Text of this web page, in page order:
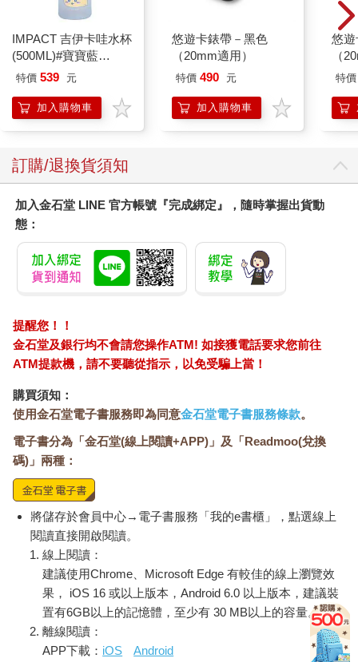
IMPACT 吉伊卡哇水杯
(500ML)#寶寶藍
IMCHB01LB
特價 539 元
加入購物車
悠遊卡錶帶－黑色
（20mm適用）
特價 490 元
加入購物車
悠
（
特價
訂購/退換貨須知
加入金石堂 LINE 官方帳號『完成綁定』，隨時掌握出貨動
態：
提醒您！！
金石堂及銀行均不會請您操作ATM! 如接獲電話要求您前往
ATM提款機，請不要聽從指示，以免受騙上當！
購買須知：
使用金石堂電子書服務即為同意金石堂電子書服務條款。
電子書分為「金石堂(線上閱讀+APP)」及「Readmoo(兌換
碼)」兩種：
將儲存於會員中心→電子書服務「我的e書櫃」，點選線上
閱讀直接開啟閱讀。
線上閱讀：
建議使用Chrome、Microsoft Edge 有較佳的線上瀏覽效
果， iOS 16 或以上版本，Android 6.0 以上版本，建議裝
置有6GB以上的記憶體，至少有 30 MB以上的容量。
離線閱讀：
APP下載： iOS
Android